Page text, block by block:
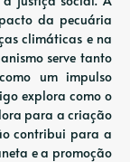
da pecuária
climáticas e na
serve tanto
um impulso
explora como o
para a criação
contribui para a
e a promoção